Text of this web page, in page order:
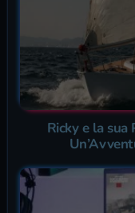
Ricky e la